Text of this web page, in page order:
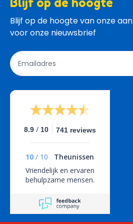
Blijf op de hoogte van onze
voor onze nieuwsbrief
8.9 / 10 741 reviews
10 / 10
Theunissen
Vriendelijk en ervaren
behulpzame mensen.